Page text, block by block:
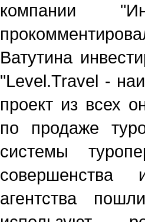
компании
Ватутина
"Level.Travel -
проект из всех
по продаже
системы
агентства